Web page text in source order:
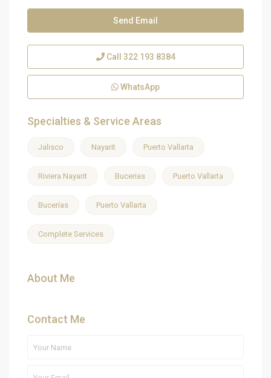
Send Email
Call 322 193 8384
WhatsApp
Specialties & Service Areas
Jalisco Nayarit Puerto Vallarta
Riviera Nayarit Bucerias Puerto Vallarta
Bucerías Puerto Vallarta
Complete Services
About Me
Contact Me